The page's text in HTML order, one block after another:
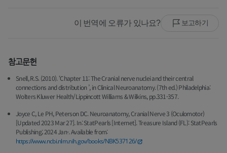
이 번역에 오류가 있나요? 보고하기
참고문헌
Snell, R.S. (2010). ‘Chapter 11: The Cranial nerve nuclei and their central
connections and distribution ’, in Clinical Neuroanatomy. (7th ed.) Philadelphia:
Wolters Kluwer Health/Lippincott Williams & Wilkins, pp.331-357.
Joyce C, Le PH, Peterson DC. Neuroanatomy, Cranial Nerve 3 (Oculomotor)
[Updated 2023 Mar 27]. In: StatPearls [Internet]. Treasure Island (FL): StatPearls
Publishing; 2024 Jan-. Available from:
https://www.ncbi.nlm.nih.gov/books/NBK537126/